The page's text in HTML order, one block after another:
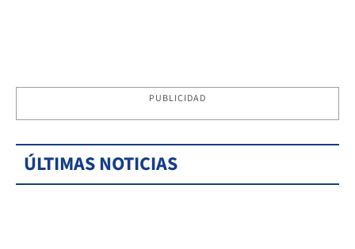
PUBLICIDAD
ÚLTIMAS NOTICIAS